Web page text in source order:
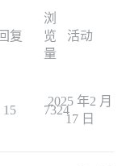
回复
浏
览
量
活动
15 7324
2025 年2 月
17 日